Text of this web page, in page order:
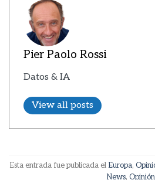
Pier Paolo Rossi
Datos & IA
View all posts
Esta entrada fue publicada el Europa,
News, Opinión